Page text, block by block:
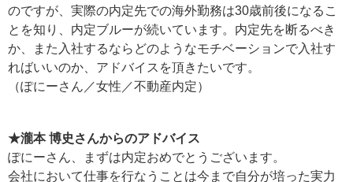
のですが、実際の内定先での海外勤務は30歳前後になるこ
とを知り、内定ブルーが続いています。内定先を断るべき
か、また入社するならどのようなモチベーションで入社す
ればいいのか、アドバイスを頂きたいです。
（ぽにーさん／女性／不動産内定）
★瀧本 博史さんからのアドバイス
ぽにーさん、まずは内定おめでとうございます。
会社において仕事を行なうことは今まで自分が培った実力